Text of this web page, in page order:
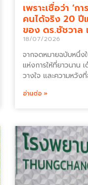
เพราะเชื่อว่า ‘ก
คนได้จริง 20 ปี
ของ ดร.ชัชวาล
18/07/2026
จากจดหมายฉบับหนึ่ง
แห่งการให้ที่ยาวนาน
วางใจ และความหวัง
อ่านต่อ »